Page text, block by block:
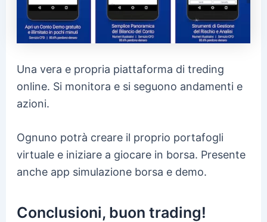
Una vera e propria piattaforma di treding
online. Si monitora e si seguono andamenti e
azioni.
Ognuno potrà creare il proprio portafogli
virtuale e iniziare a giocare in borsa. Presente
anche app simulazione borsa e demo.
Conclusioni, buon trading!